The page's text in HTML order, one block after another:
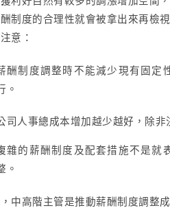
制度的合理性就會被拿出來再檢
意：
酬制度調整時不能減少現有固定
。
司人事總成本增加越少越好，除非
雜的薪酬制度及配套措施不是就
。
中高階主管是推動薪酬制度調整